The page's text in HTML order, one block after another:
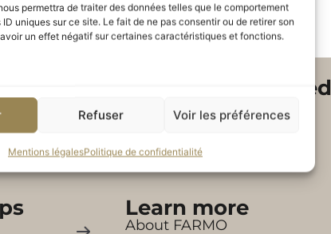
permettra de traiter des données telles que le comportement
uniques sur ce site. Le fait de ne pas consentir ou de retirer son
un effet négatif sur certaines caractéristiques et fonctions.
Refuser Voir les préférences
Mentions légalesPolitique de confidentialité
Projects supported
Learn more
About FARMO